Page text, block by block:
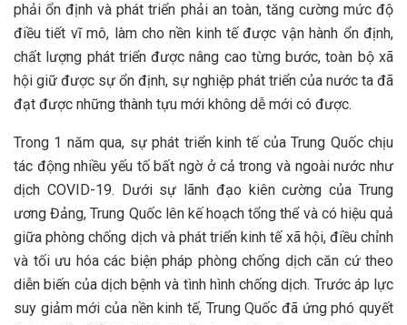
phải ổn định và phát triển phải an toàn, tăng cường mức độ
điều tiết vĩ mô, làm cho nền kinh tế được vận hành ổn định,
chất lượng phát triển được nâng cao từng bước, toàn bộ xã
hội giữ được sự ổn định, sự nghiệp phát triển của nước ta đã
đạt được những thành tựu mới không dễ mới có được.
Trong 1 năm qua, sự phát triển kinh tế của Trung Quốc chịu
tác động nhiều yếu tố bất ngờ ở cả trong và ngoài nước như
dịch COVID-19. Dưới sự lãnh đạo kiên cường của Trung
ương Đảng, Trung Quốc lên kế hoạch tổng thể và có hiệu quả
giữa phòng chống dịch và phát triển kinh tế xã hội, điều chỉnh
và tối ưu hóa các biện pháp phòng chống dịch căn cứ theo
diễn biến của dịch bệnh và tình hình chống dịch. Trước áp lực
suy giảm mới của nền kinh tế, Trung Quốc đã ứng phó quyết